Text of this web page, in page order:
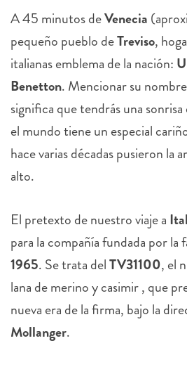
A 45 minutos deVenecia
pequeño pueblo deTreviso,
italianas emblema de la nación:
Benetton. Mencionar su
significa que tendrás una
el mundo tiene un especial
hace varias décadas pusieron la
alto.
El pretexto de nuestro viaje a
para la compañía fundada por la
1965. Se trata delTV31100, el
lana de merino y casimir , que
nueva era de la firma, bajo la
Mollanger.